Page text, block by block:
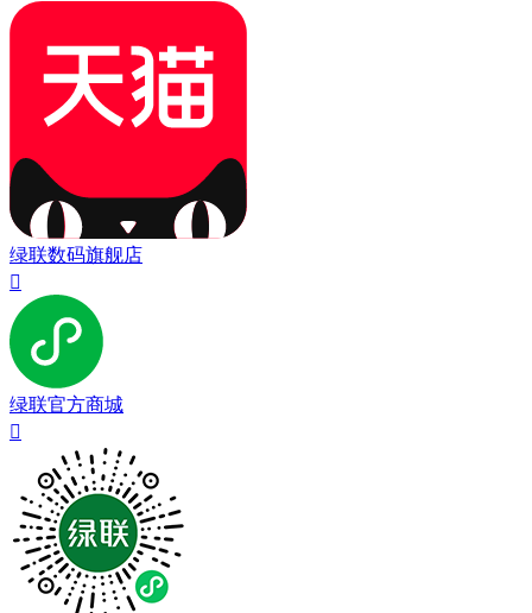
绿联数码旗舰店

绿联官方商城
